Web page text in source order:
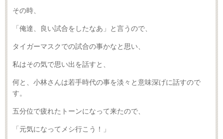
その時、
「俺達、良い試合をしたなあ」と言うので、
タイガーマスクでの試合の事かなと思い、
私はその気で思い出を話すと、
何と、小林さんは若手時代の事を淡々と意味深げに話すので
す。
五分位で疲れたトーンになって来たので、
「元気になってメシ行こう！」